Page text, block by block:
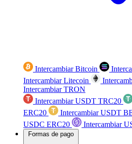
Intercambiar Bitcoin
Intercambiar Litecoin
Intercambiar TRON
Intercambiar USDT TRC20
ERC20
Intercambiar USDT
USDC ERC20
Intercambiar
Formas de pago